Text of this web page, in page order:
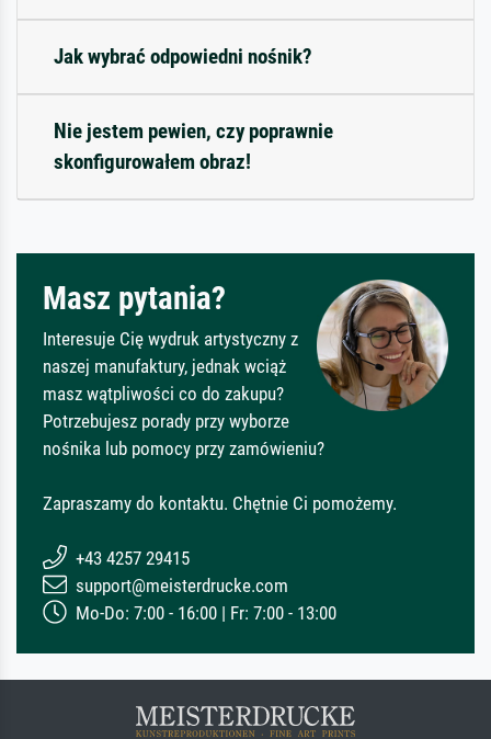
Jak wybrać odpowiedni nośnik?
Nie jestem pewien, czy poprawnie
skonfigurowałem obraz!
Masz pytania?
Interesuje Cię wydruk artystyczny z
naszej manufaktury, jednak wciąż
masz wątpliwości co do zakupu?
Potrzebujesz porady przy wyborze
nośnika lub pomocy przy zamówieniu?
Zapraszamy do kontaktu. Chętnie Ci pomożemy.
+43 4257 29415
support@meisterdrucke.com
Mo-Do: 7:00 - 16:00 | Fr: 7:00 - 13:00